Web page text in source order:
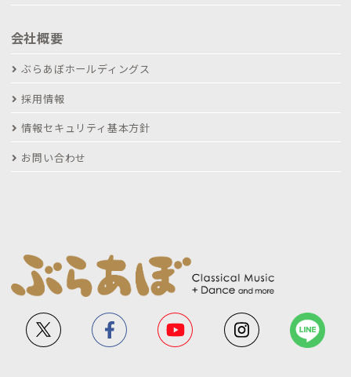
会社概要
ぶらあぼホールディングス
採用情報
情報セキュリティ基本方針
お問い合わせ